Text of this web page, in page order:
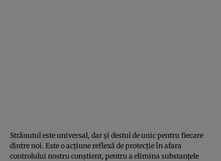
Strănutul este universal, dar și destul de unic pentru fiecare
dintre noi. Este o acțiune reflexă de protecție în afara
controlului nostru conștient, pentru a elimina substanțele